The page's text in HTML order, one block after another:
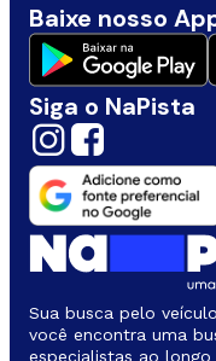
Baixe nosso
Siga o NaPista
Sua busca pelo
você encontra uma
especialistas ao